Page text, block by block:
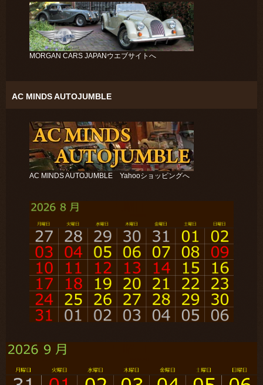
MORGAN CARS JAPANウエブサイトへ
AC MINDS AUTOJUMBLE
AC MINDS AUTOJUMBLE Yahooショッピングへ